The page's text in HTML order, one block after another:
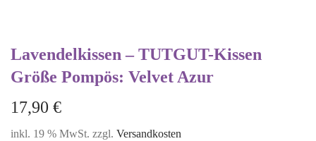
Lavendelkissen – TUTGUT-Kissen
Größe Pompös: Velvet Azur
17,90 €
inkl. 19 % MwSt. zzgl. Versandkosten